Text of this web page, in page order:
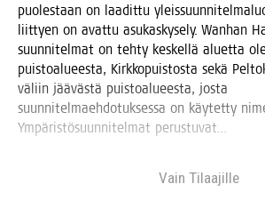
puo­les­taan on laa­dit­tu
liit­tyen on avat­tu asu­kas­ky­se­ly. Wan­han
suun­ni­tel­mat on teh­ty kes­kel­lä aluet­ta
puis­toa­lu­ees­ta, Kirk­ko­puis­tos­ta sekä
väliin jää­väs­tä puis­toa­lu­ees­ta, jos­ta
suun­ni­tel­maeh­do­tuk­ses­sa on käy­tet­ty
Ympä­ris­tö­suun­ni­tel­mat perustuvat…
Vain Tilaa­jil­le